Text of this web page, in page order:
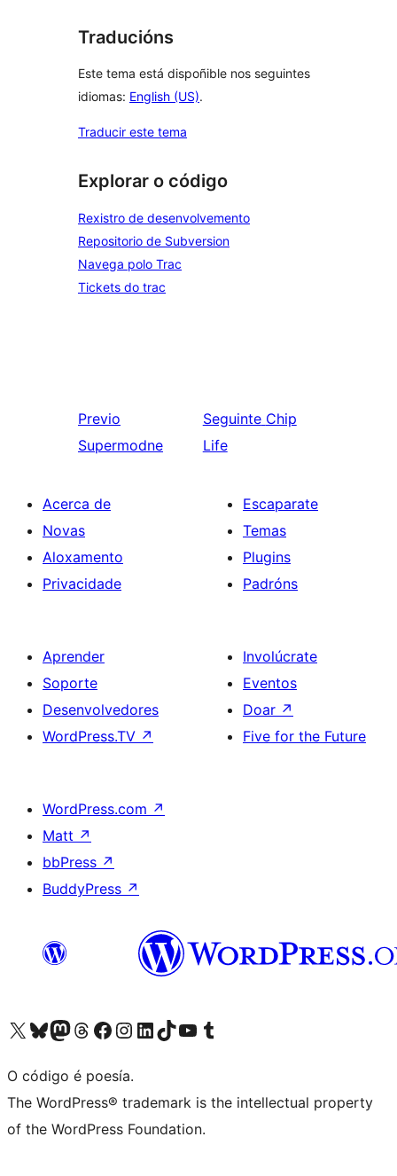
Traducións
Este tema está dispoñible nos seguintes
idiomas: English (US).
Traducir este tema
Explorar o código
Rexistro de desenvolvemento
Repositorio de Subversion
Navega polo Trac
Tickets do trac
Previo
Supermodne
Seguinte Chip
Life
Acerca de
Novas
Aloxamento
Privacidade
Escaparate
Temas
Plugins
Padróns
Aprender
Soporte
Desenvolvedores
WordPress.TV ↗
Involúcrate
Eventos
Doar ↗
Five for the Future
WordPress.com ↗
Matt ↗
bbPress ↗
BuddyPress ↗
Visita la cuenta de X (anteriormente Twitter)
Visita a nosa conta de Bluesky
Visita a nosa conta de Mastodon
Visita a nosa conta de Threads
Visita a nosa páxina de Facebook
Visita a nosa conta de Instagram
Visita a nosa conta de LinkedIn
Visita a nosa conta de TikTok
Visita a nosa canle de YouTube
Visita a nosa conta de Tumblr
O código é poesía.
The WordPress® trademark is the intellectual property
of the WordPress Foundation.